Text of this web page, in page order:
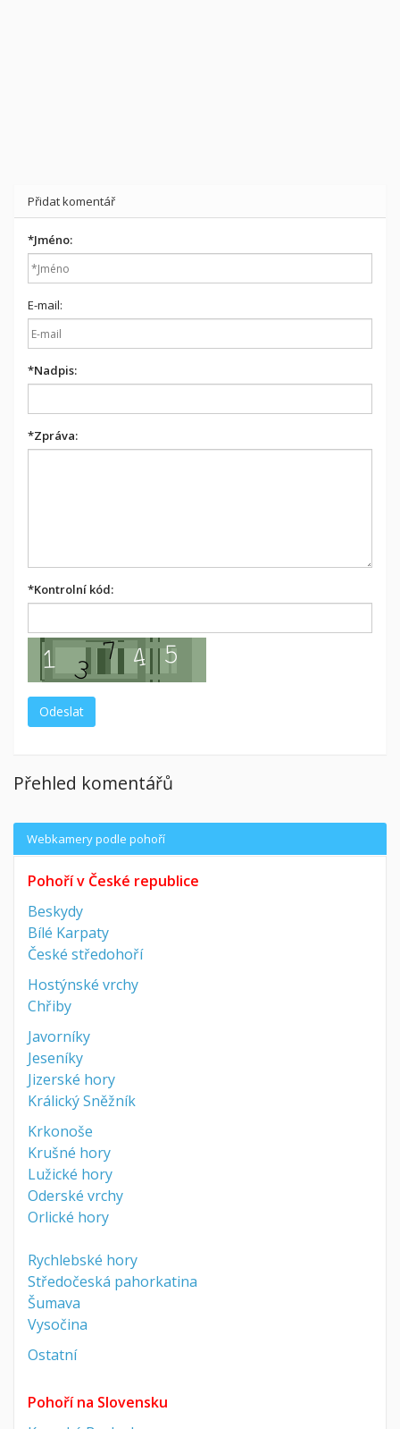
Přidat komentář
*Jméno:
E-mail:
*Nadpis:
*Zpráva:
*Kontrolní kód:
Přehled komentářů
Webkamery podle pohoří
Pohoří v České republice
Beskydy
Bílé Karpaty
České středohoří
Hostýnské vrchy
Chřiby
Javorníky
Jeseníky
Jizerské hory
Králický Sněžník
Krkonoše
Krušné hory
Lužické hory
Oderské vrchy
Orlické hory
Rychlebské hory
Středočeská pahorkatina
Šumava
Vysočina
Ostatní
Pohoří na Slovensku